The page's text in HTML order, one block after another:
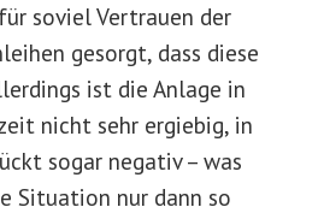
soviel Vertrauen der
gesorgt, dass diese
ist die Anlage in
nicht sehr ergiebig, in
sogar negativ – was
Situation nur dann so